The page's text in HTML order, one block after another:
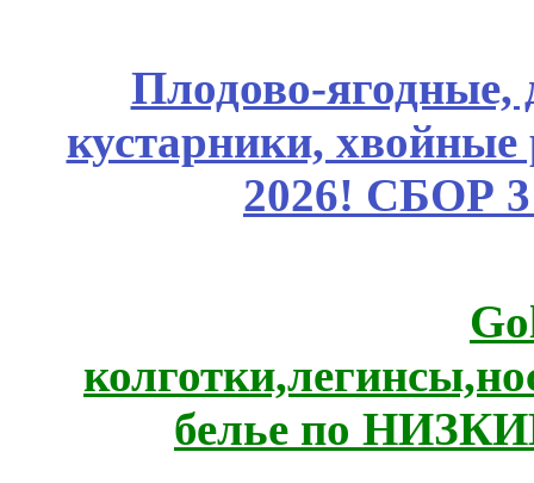
Плодово-ягодные,
кустарники,
2026! СБОР
белье по